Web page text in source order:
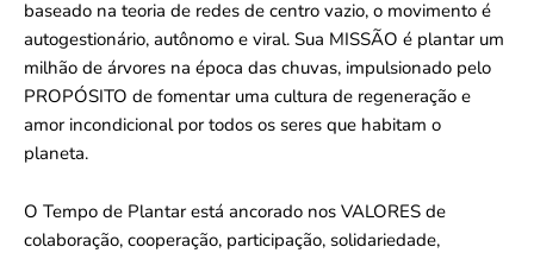
baseado na teoria de redes de centro vazio, o movimento é
autogestionário, autônomo e viral. Sua MISSÃO é plantar um
milhão de árvores na época das chuvas, impulsionado pelo
PROPÓSITO de fomentar uma cultura de regeneração e
amor incondicional por todos os seres que habitam o
planeta.
O Tempo de Plantar está ancorado nos VALORES de
colaboração, cooperação, participação, solidariedade,